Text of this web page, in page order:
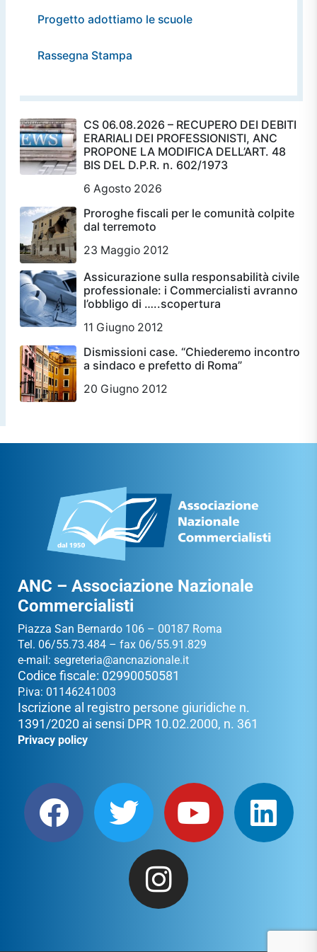
Progetto adottiamo le scuole
Rassegna Stampa
CS 06.08.2026 – RECUPERO DEI DEBITI
ERARIALI DEI PROFESSIONISTI, ANC
PROPONE LA MODIFICA DELL’ART. 48
BIS DEL D.P.R. n. 602/1973
6 Agosto 2026
Proroghe fiscali per le comunità colpite
dal terremoto
23 Maggio 2012
Assicurazione sulla responsabilità civile
professionale: i Commercialisti avranno
l’obbligo di …..scopertura
11 Giugno 2012
Dismissioni case. “Chiederemo incontro
a sindaco e prefetto di Roma”
20 Giugno 2012
ANC – Associazione Nazionale
Commercialisti
Piazza San Bernardo 106 – 00187 Roma
Tel. 06/55.73.484 – fax 06/55.91.829
e-mail: segreteria@ancnazionale.it
Codice fiscale: 02990050581
P.iva: 01146241003
Iscrizione al registro persone giuridiche n.
1391/2020 ai sensi DPR 10.02.2000, n. 361
Privacy policy